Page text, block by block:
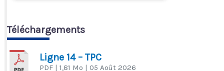
Téléchargements
Ligne 14 – TPC
PDF | 1,81 Mo | 05 Août 2026